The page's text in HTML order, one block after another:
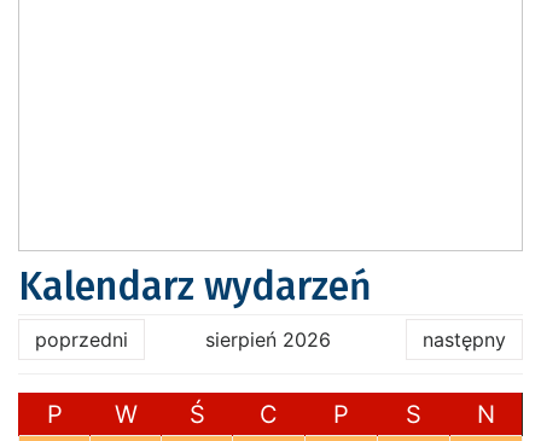
Kalendarz wydarzeń
poprzedni sierpień 2026 następny
P W Ś C P S N